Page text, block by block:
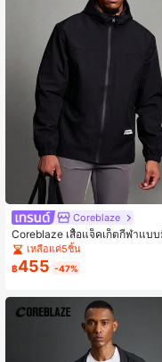
Coreblaze
Coreblaze เสื้อแจ็คเก็ตกีฬาแบ
แขนยาว พิมพ์ลายตัวอักษร สไตล์บ
ฟรนด์ สำหรับผู้ชาย
เหลือแค่5ชิ้น
฿455 -47%